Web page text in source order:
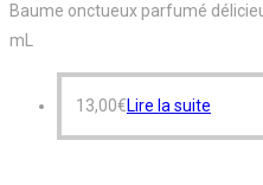
Baume onctueux parfumé
mL
13,00€Lire la suite